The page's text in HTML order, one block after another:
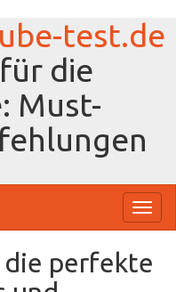
test.de
die
Must-
perfekte